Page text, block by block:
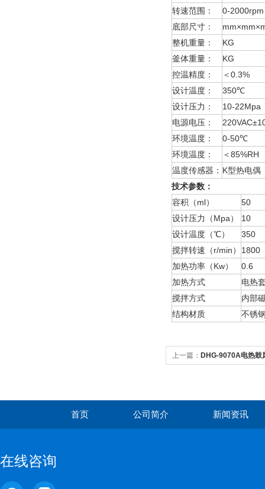
转速范围：
0-2000rpm
底部尺寸：
整机重量：
KG
釜体重量：
KG
控温精度：
＜0.3%
设计温度：
350℃
设计压力：
10-22Mpa
电源电压：
环境温度：
0-50℃
环境温度：
＜85%RH
温度传感器： K型热电偶
技术参数：
容积（ml）
50
设计压力（Mpa）
10
设计温度（℃）
350
搅拌转速（r/min）
1800
加热功率（Kw）
0.6
加热方式
电热
搅拌方式
内部
结构材质
不锈
上一篇： DHG-9070A电热鼓
首页 公司简介 新闻资讯
在线咨询